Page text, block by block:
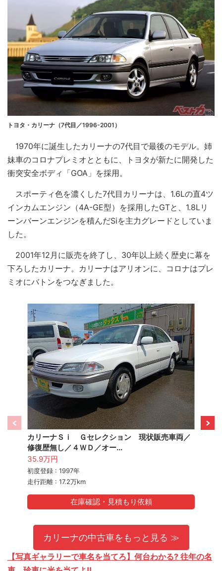
トヨタ・カリーナ（7代目／1996-2001）
1970年に誕生したカリーナの7代目で最後のモデル。姉
妹車のコロナプレミオとともに、トヨタが新たに開発した
衝突安全ボディ「GOA」を採用。
スポーティ色を濃くした7代目カリーナは、1.6Lの直4ツ
インカムエンジン（4A-GE型）を採用したGTと、1.8Lリ
ーンバーンエンジンを積んだSiを主力グレードとしていま
した。
2001年12月に販売を終了し、30年以上続く歴史に幕を
下ろしたカリーナ。カリーナはアリオンに、コロナはプレ
ミオにバトンをつなぎました。
カリーナＳｉ Ｇセレクション 現状販売車両／
修復歴無し／４ＷＤ／オー...
35.9万円
初度登録 : 1997年
走行距離 : 17.2万km
在庫確認・見積もり依頼
カリーナの中古車をもっと見る ≫
【写真ギャラリーで車名を当てろ】何台わかる? 往年の名